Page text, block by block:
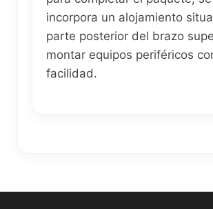
incorpora un alojamiento
parte posterior del brazo
montar equipos periféricos
facilidad.